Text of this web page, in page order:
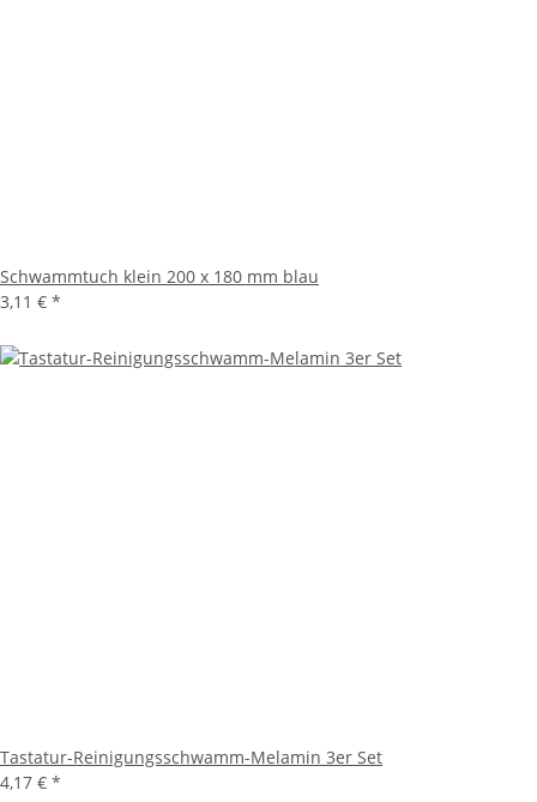
Schwammtuch klein 200 x 180 mm blau
3,11 € *
Tastatur-Reinigungsschwamm-Melamin 3er Set
4,17 € *